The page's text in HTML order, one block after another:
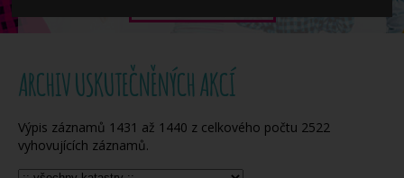
ARCHIV USKUTEČNĚNÝCH AKCÍ
Výpis záznamů 1431 až 1440 z celkového počtu 2522
vyhovujících záznamů.